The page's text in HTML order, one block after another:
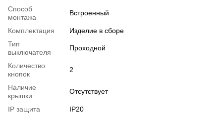
Способ
монтажа
Встроенный
Комплектация
Изделие в сборе
Тип
выключателя
Проходной
Количество
кнопок
2
Наличие
крышки
Отсутствует
IP защита
IP20